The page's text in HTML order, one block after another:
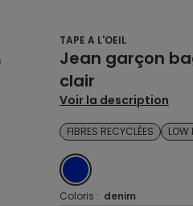
TAPE A L'OEIL
Jean garçon
clair
Voir la description
FIBRES RECYCLÉES LOW
DENIM
Coloris : denim